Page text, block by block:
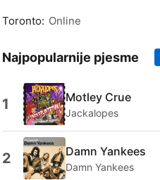
Toronto: Online
Najpopularnije pjesme
1 Motley Crue
Jackalopes
2 Damn Yankees
Damn Yankees